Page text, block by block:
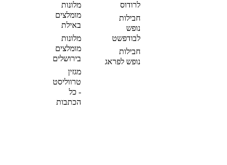
לרודוס
חבילות
נופש
לבודפשט
חבילות
נופש לפראג
מלונות
מומלצים
באילת
מלונות
מומלצים
בירושלים
מגזין
טרווליסט
- כל
הכתבות